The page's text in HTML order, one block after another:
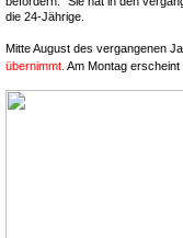
die 24-Jährige.
Mitte August des vergangenen
übernimmt. Am Montag erscheint